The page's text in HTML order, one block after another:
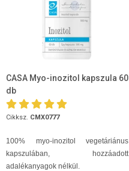
CASA Myo-inozitol kapszula 60
db
Cikksz. CMX0777
100% myo-inozitol vegetáriánus
kapszulában, hozzáadott
adalékanyagok nélkül.